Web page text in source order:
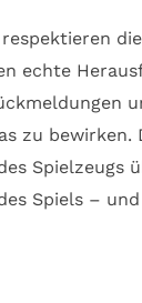
die
echte
zu bewirken.
Spielzeugs
Spiels –